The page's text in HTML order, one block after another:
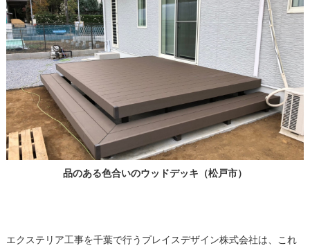
品のある色合いのウッドデッキ（松戸市）
エクステリア工事を千葉で行うプレイスデザイン株式会社は、これ